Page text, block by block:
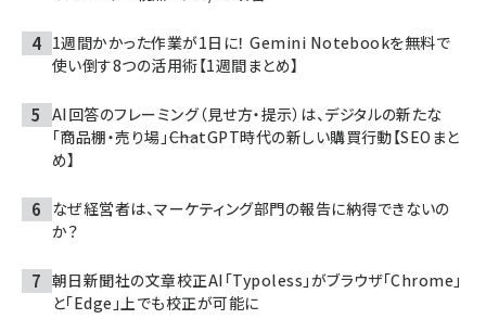
1週間かかった作業が1日に！ Gemini Notebookを無料で
使い倒す8つの活用術【1週間まとめ】
AI回答のフレーミング（見せ方・提示）は、デジタルの新たな
「商品棚・売り場」――ChatGPT時代の新しい購買行動【SEOまと
め】
なぜ経営者は、マーケティング部門の報告に納得できないの
か？
朝日新聞社の文章校正AI「Typoless」がブラウザ「Chrome」
と「Edge」上でも校正が可能に